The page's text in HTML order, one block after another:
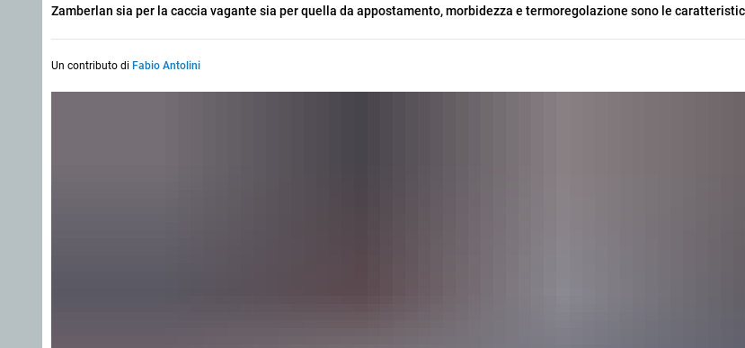
Zamberlan sia per la caccia vagante sia per quella da appostamento, morbidezza e termoregolazione sono le
Un contributo di Fabio Antolini